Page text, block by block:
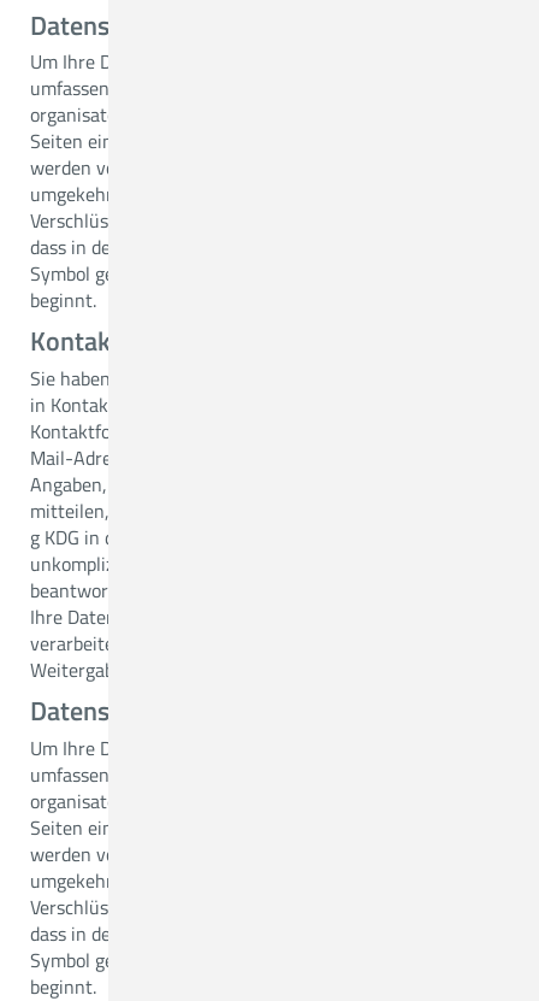
Datensicherheit
Um Ihre Daten vor unerwünschten Zugriffen möglichst
umfassend zu schützen, treffen wir technische und
organisatorische Maßnahmen. Wir setzen auf unseren
Seiten ein Verschlüsselungsverfahren ein. Ihre Angaben
werden von Ihrem Rechner zu unserem Server und
umgekehrt über das Internet mittels einer TLS-
Verschlüsselung übertragen. Sie erkennen dies daran,
dass in der Statusleiste Ihres Browsers das Schloss-
Symbol geschlossen ist und die Adresszeile mit https://
beginnt.
Kontaktformular
Sie haben die Möglichkeit, mit uns über ein Webformular
in Kontakt zu treten. Zur Nutzung unseres
Kontaktformulars benötigen wir Ihren Namen und Ihre E-
Mail-Adresse.
Angaben, die Sie uns im Rahmen der Kontaktaufnahme
mitteilen, verwenden wir auf Grundlage von § 6 Abs. 1 lit.
g KDG in dem Interesse, Ihre Anfrage möglichst
unkompliziert, zeitnah und kundengerecht zu
beantworten.
Ihre Daten werden nur zur Beantwortung Ihrer Anfrage
verarbeitet und nach Bearbeitungsschluss gelöscht. Eine
Weitergabe an Dritte erfolgt nicht.
Datensicherheit
Um Ihre Daten vor unerwünschten Zugriffen möglichst
umfassend zu schützen, treffen wir technische und
organisatorische Maßnahmen. Wir setzen auf unseren
Seiten ein Verschlüsselungsverfahren ein. Ihre Angaben
werden von Ihrem Rechner zu unserem Server und
umgekehrt über das Internet mittels einer TLS-
Verschlüsselung übertragen. Sie erkennen dies daran,
dass in der Statusleiste Ihres Browsers das Schloss-
Symbol geschlossen ist und die Adresszeile mit https://
beginnt.